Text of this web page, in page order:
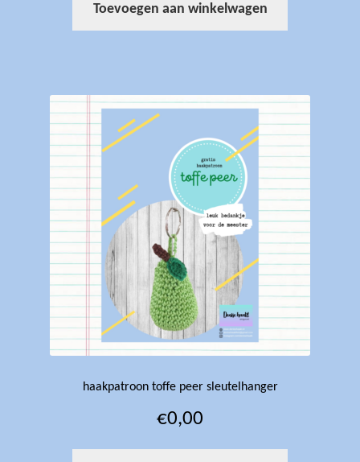
Toevoegen aan winkelwagen
haakpatroon toffe peer sleutelhanger
€0,00